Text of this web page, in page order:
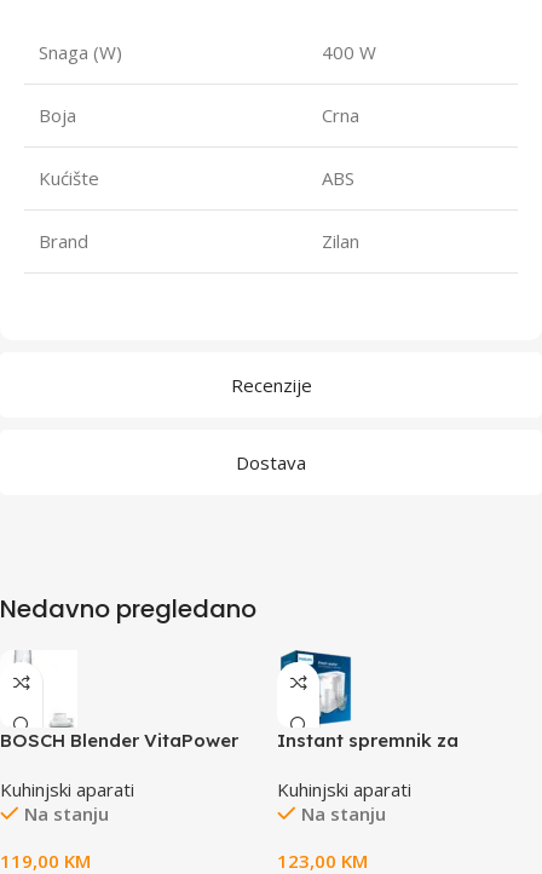
Recenzije
Dostava
Snaga (W) 400 W
Boja Crna
Kućište ABS
Brand Zilan
Nedavno pregledano
BOSCH Blender VitaPower
RPM, ToGo Boca
Kuhinjski aparati
Na stanju
119,00 KM
Instant spremnik za
AWP2980/10 (3 filtera u
pakovanju)
Kuhinjski aparati
Na stanju
123,00 KM